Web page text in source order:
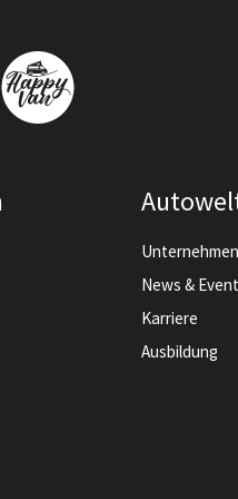
Unternehmen
News &
Karriere
Ausbildung